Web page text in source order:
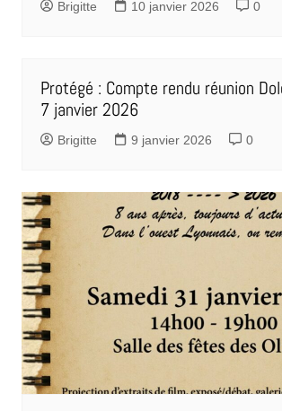
Brigitte 10 janvier 2026 0
Protégé : Compte rendu réunion
7 janvier 2026
Brigitte 9 janvier 2026 0